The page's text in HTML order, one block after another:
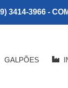
3414-3966 -
GALPÕES